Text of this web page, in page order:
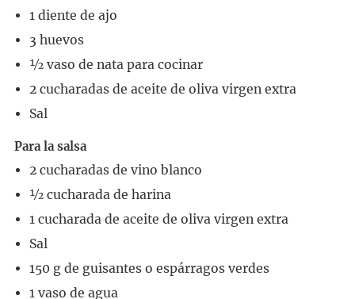
1 diente de ajo
3 huevos
½ vaso de nata para cocinar
2 cucharadas de aceite de oliva virgen extra
Sal
Para la salsa
2 cucharadas de vino blanco
½ cucharada de harina
1 cucharada de aceite de oliva virgen extra
Sal
150 g de guisantes o espárragos verdes
1 vaso de agua